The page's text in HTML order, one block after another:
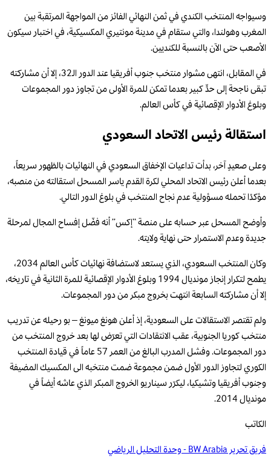
وسيواجه المنتخب الكندي في ثمن النهائي الفائز من المواجهة المرتقبة بين
المغرب وهولندا، والتي ستقام في مدينة مونتيري المكسيكية، في اختبار سيكون
الأصعب حتى الآن بالنسبة للكنديين.
في المقابل، انتهى مشوار منتخب جنوب أفريقيا عند الدور الـ32، إلا أن مشاركته
تبقى ناجحة إلى حدٍّ كبير بعدما تمكن للمرة الأولى من تجاوز دور المجموعات
وبلوغ الأدوار الإقصائية في كأس العالم.
استقالة رئيس الاتحاد السعودي
وعلى صعيدٍ آخر، بدأت تداعيات الإخفاق السعودي في النهائيات بالظهور سريعاً،
بعدما أعلن رئيس الاتحاد المحلي لكرة القدم ياسر المسحل استقالته من منصبه،
مؤكدًا تحمله مسؤولية عدم نجاح المنتخب في بلوغ الدور التالي.
وأوضح المسحل عبر حسابه على منصة “إكس” أنه فضّل إفساح المجال لمرحلة
جديدة وعدم الاستمرار حتى نهاية ولايته.
وكان المنتخب السعودي، الذي يستعد لاستضافة نهائيات كأس العالم 2034،
يطمح لتكرار إنجاز مونديال 1994 وبلوغ الأدوار الإقصائية للمرة الثانية في تاريخه،
إلا أن مشاركته السابعة انتهت بخروج مبكر من دور المجموعات.
ولم تقتصر الاستقالات على السعودية، إذ أعلن هونغ ميونغ – بو رحيله عن تدريب
منتخب كوريا الجنوبية، عقب الانتقادات التي تعرّض لها بعد خروج المنتخب من
دور المجموعات. وفشل المدرب البالغ من العمر 57 عاماً في قيادة المنتخب
الكوري لتجاوز الدور الأول ضمن مجموعة ضمت منتخبه الى المكسيك المضيفة
وجنوب أفريقيا وتشيكيا، ليكرّر سيناريو الخروج المبكر الذي عاشه أيضاً في
مونديال 2014.
الكاتب
فريق تحرير BW Arabia - وحدة التحليل الرياضي